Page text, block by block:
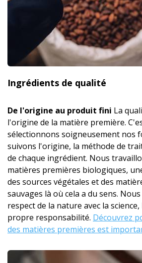
Ingrédients de qualité
De l'origine au produit fini La
l'origine de la matière première.
sélectionnons soigneusement nos
suivons l'origine, la méthode de
de chaque ingrédient. Nous
matières premières biologiques,
des sources végétales et des
sauvages là où cela a du sens.
respect de la nature avec la
propre responsabilité. Découvrez
des matières premières est